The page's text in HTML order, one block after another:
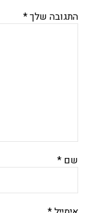
התגובה שלך*
שם *